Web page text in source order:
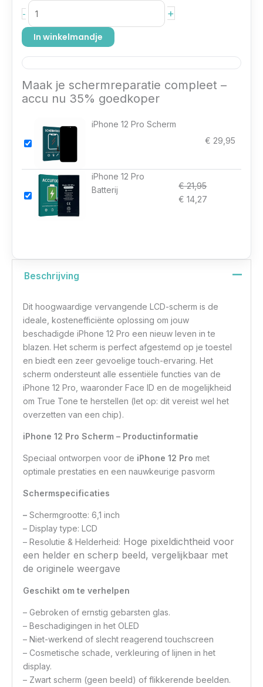
- +
In winkelmandje
Maak je schermreparatie compleet –
accu nu 35% goedkoper
iPhone 12 Pro Scherm
€ 29,95
iPhone 12 Pro
Batterij
€21,95
€ 14,27
Beschrijving
Dit hoogwaardige vervangende LCD-scherm is de
ideale, kostenefficiënte oplossing om jouw
beschadigde iPhone 12 Pro een nieuw leven in te
blazen. Het scherm is perfect afgestemd op je toestel
en biedt een zeer gevoelige touch-ervaring. Het
scherm ondersteunt alle essentiële functies van de
iPhone 12 Pro, waaronder Face ID en de mogelijkheid
om True Tone te herstellen (let op: dit vereist wel het
overzetten van een chip).
iPhone 12 Pro Scherm – Productinformatie
Speciaal ontworpen voor de iPhone 12 Promet
optimale prestaties en een nauwkeurige pasvorm
Schermspecificaties
– Schermgrootte: 6,1 inch
– Display type: LCD
– Resolutie & Helderheid: Hoge pixeldichtheid voor
een helder en scherp beeld, vergelijkbaar met
de originele weergave
Geschikt om te verhelpen
– Gebroken of ernstig gebarsten glas.
– Beschadigingen in het OLED
– Niet-werkend of slecht reagerend touchscreen
– Cosmetische schade, verkleuring of lijnen in het
display.
– Zwart scherm (geen beeld) of flikkerende beelden.